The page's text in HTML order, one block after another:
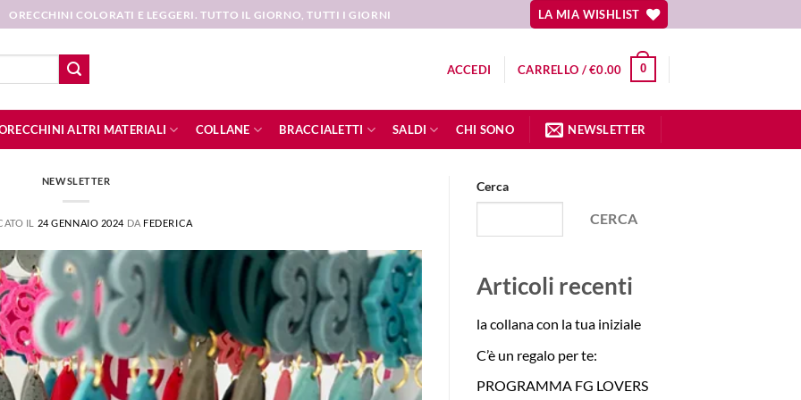
ORECCHINI COLORATI E LEGGERI. TUTTO IL GIORNO, TUTTI I GIORNI LA MIA WISHLIST
ACCEDI CARRELLO /€0.00 0
ALTRI MATERIALI COLLANE BRACCIALETTI SALDI CHI SONO NEWSLETTER
NEWSLETTER
IL 24 GENNAIO 2024 DA FEDERICA
Cerca
CERCA
Articoli recenti
la collana con la tua iniziale
C’è un regalo per te:
PROGRAMMA FG LOVERS